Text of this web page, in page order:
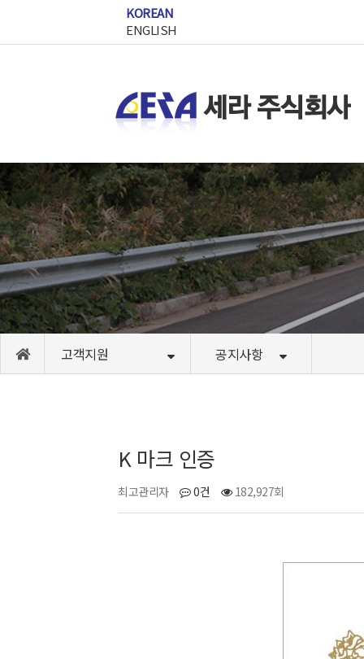
KOREAN
ENGLISH
고객지원 공지사항
K 마크 인증
최고관리자 0건 182,927회